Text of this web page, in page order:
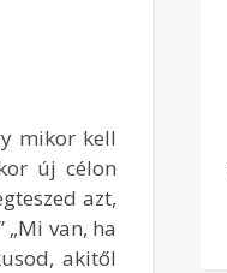
mikor kell
új célon
azt,
van, ha
akitől